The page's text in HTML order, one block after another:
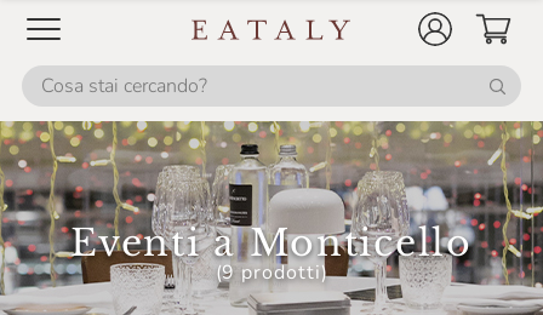
Eventi a Monticello
(9 prodotti)